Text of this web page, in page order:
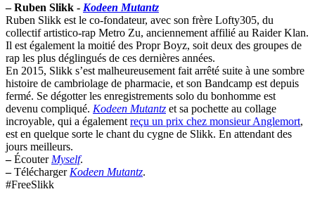
– Ruben Slikk - Kodeen Mutantz
Ruben Slikk est le co-fondateur, avec son frère Lofty305, du
collectif artistico-rap Metro Zu, anciennement affilié au Raider Klan.
Il est également la moitié des Propr Boyz, soit deux des groupes de
rap les plus déglingués de ces dernières années.
En 2015, Slikk s’est malheureusement fait arrêté suite à une sombre
histoire de cambriolage de pharmacie, et son Bandcamp est depuis
fermé. Se dégotter les enregistrements solo du bonhomme est
devenu compliqué. Kodeen Mutantz et sa pochette au collage
incroyable, qui a également reçu un prix chez monsieur Anglemort,
est en quelque sorte le chant du cygne de Slikk. En attendant des
jours meilleurs.
–Écouter Myself.
–Télécharger Kodeen Mutantz.
#FreeSlikk